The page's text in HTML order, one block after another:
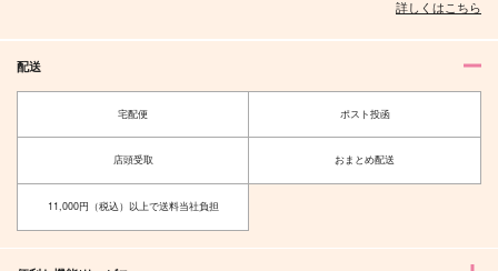
Beautiful Swords
マグナム9
LiLi
五条悟×虎杖悠仁
碧棺左馬刻
毒島メイソン理鶯
629円（税込）
入間銃兎×観音坂独歩
315
邪答院仄仄
詳しくはこちら
配送
宅配便 ポスト投函
店頭受取 おまとめ配送
11,000円（税込）以上で送料当社負担